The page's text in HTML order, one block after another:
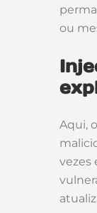
ou
Aqui,
vezes